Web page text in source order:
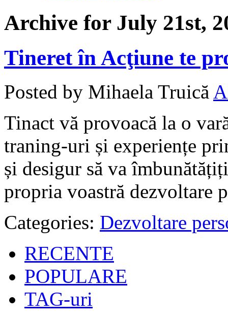
Archive for July 21st,
Tineret în Acţiune te
Posted by Mihaela Truică
Tinact vă provoacă la o
traning-uri și experiențe
și desigur să va
propria voastră dezvoltare
Categories: Dezvoltare
RECENTE
POPULARE
TAG-uri